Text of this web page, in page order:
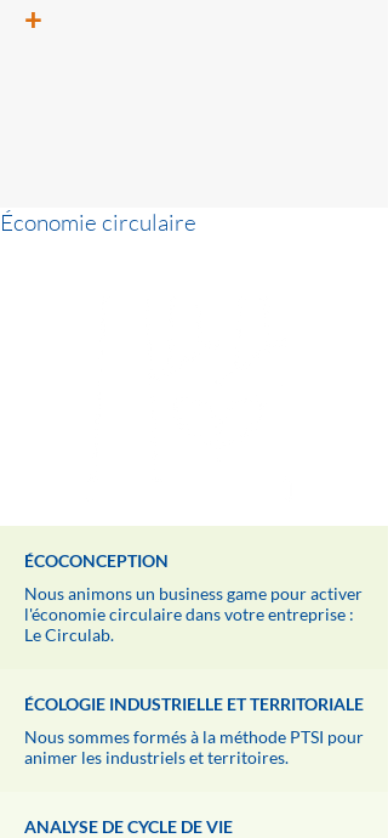
+
Économie circulaire
ÉCOCONCEPTION
Nous animons un business game pour activer
l'économie circulaire dans votre entreprise :
Le Circulab.
ÉCOLOGIE INDUSTRIELLE ET TERRITORIALE
Nous sommes formés à la méthode PTSI pour
animer les industriels et territoires.
ANALYSE DE CYCLE DE VIE